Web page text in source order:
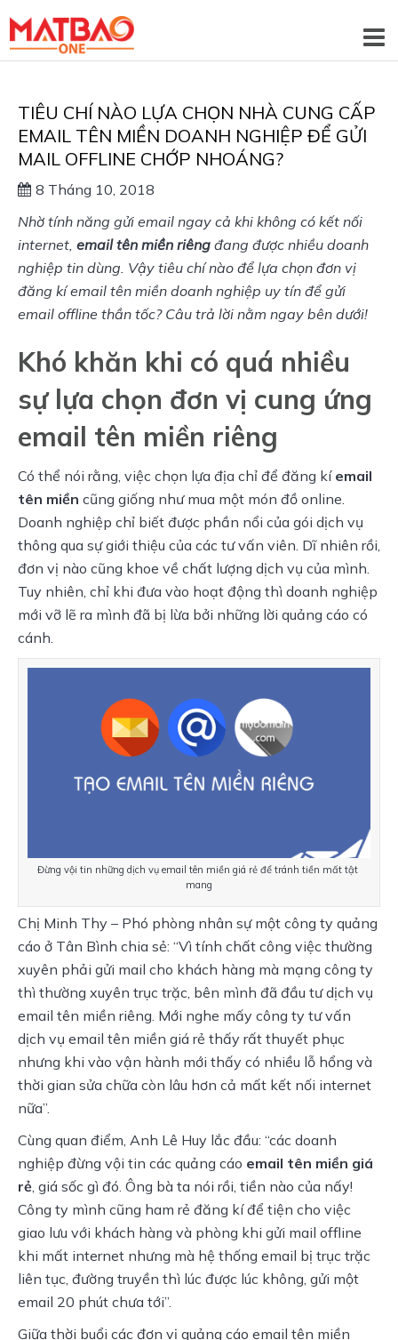
TIÊU CHÍ NÀO LỰA CHỌN NHÀ CUNG CẤP
EMAIL TÊN MIỀN DOANH NGHIỆP ĐỂ GỬI
MAIL OFFLINE CHỚP NHOÁNG?
8 Tháng 10, 2018
Nhờ tính năng gửi email ngay cả khi không có kết nối
internet, email tên miền riêng đang được nhiều doanh
nghiệp tin dùng. Vậy tiêu chí nào để lựa chọn đơn vị
đăng kí email tên miền doanh nghiệp uy tín để gửi
email offline thần tốc? Câu trả lời nằm ngay bên dưới!
Khó khăn khi có quá nhiều
sự lựa chọn đơn vị cung ứng
email tên miền riêng
Có thể nói rằng, việc chọn lựa địa chỉ để đăng kí email
tên miền cũng giống như mua một món đồ online.
Doanh nghiệp chỉ biết được phần nổi của gói dịch vụ
thông qua sự giới thiệu của các tư vấn viên. Dĩ nhiên rồi,
đơn vị nào cũng khoe về chất lượng dịch vụ của mình.
Tuy nhiên, chỉ khi đưa vào hoạt động thì doanh nghiệp
mới vỡ lẽ ra mình đã bị lừa bởi những lời quảng cáo có
cánh.
Đừng vội tin những dịch vụ email tên miền giá rẻ để tránh tiền mất tật
mang
Chị Minh Thy – Phó phòng nhân sự một công ty quảng
cáo ở Tân Bình chia sẻ: “Vì tính chất công việc thường
xuyên phải gửi mail cho khách hàng mà mạng công ty
thì thường xuyên trục trặc, bên mình đã đầu tư dịch vụ
email tên miền riêng. Mới nghe mấy công ty tư vấn
dịch vụ email tên miền giá rẻ thấy rất thuyết phục
nhưng khi vào vận hành mới thấy có nhiều lỗ hổng và
thời gian sửa chữa còn lâu hơn cả mất kết nối internet
nữa”.
Cùng quan điểm, Anh Lê Huy lắc đầu: “các doanh
nghiệp đừng vội tin các quảng cáo email tên miền giá
rẻ , giá sốc gì đó. Ông bà ta nói rồi, tiền nào của nấy!
Công ty mình cũng ham rẻ đăng kí để tiện cho việc
giao lưu với khách hàng và phòng khi gửi mail offline
khi mất internet nhưng mà hệ thống email bị trục trặc
liên tục, đường truyền thì lúc được lúc không, gửi một
email 20 phút chưa tới”.
Giữa thời buổi các đơn vị quảng cáo email tên miền